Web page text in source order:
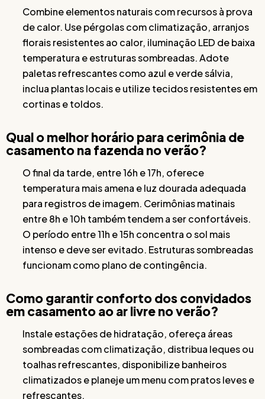
Combine elementos naturais com recursos à prova
de calor. Use pérgolas com climatização, arranjos
florais resistentes ao calor, iluminação LED de baixa
temperatura e estruturas sombreadas. Adote
paletas refrescantes como azul e verde sálvia,
inclua plantas locais e utilize tecidos resistentes em
cortinas e toldos.
Qual o melhor horário para cerimônia de
casamento na fazenda no verão?
O final da tarde, entre 16h e 17h, oferece
temperatura mais amena e luz dourada adequada
para registros de imagem. Cerimônias matinais
entre 8h e 10h também tendem a ser confortáveis.
O período entre 11h e 15h concentra o sol mais
intenso e deve ser evitado. Estruturas sombreadas
funcionam como plano de contingência.
Como garantir conforto dos convidados
em casamento ao ar livre no verão?
Instale estações de hidratação, ofereça áreas
sombreadas com climatização, distribua leques ou
toalhas refrescantes, disponibilize banheiros
climatizados e planeje um menu com pratos leves e
refrescantes.